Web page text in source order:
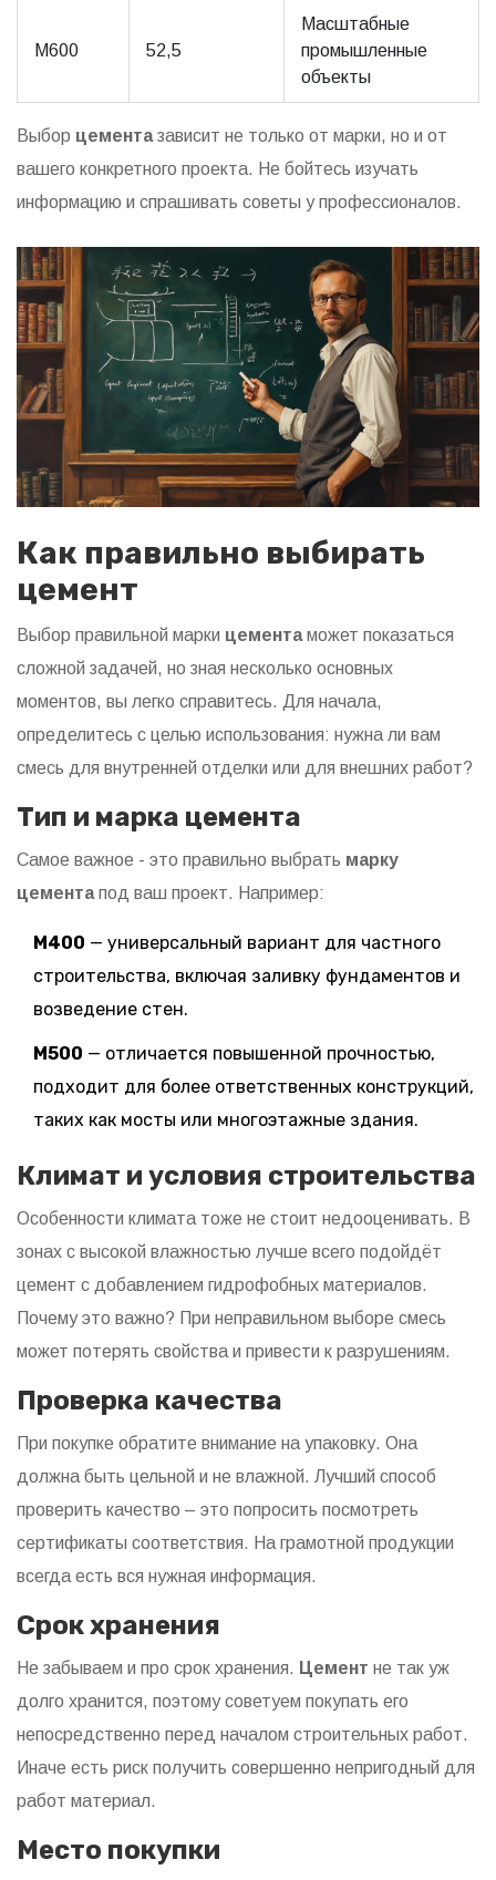
М600 52,5
Масштабные
промышленные
объекты
Выбор цементазависит не только от марки, но и от
вашего конкретного проекта. Не бойтесь изучать
информацию и спрашивать советы у профессионалов.
Как правильно выбирать
цемент
Выбор правильной марки цементаможет показаться
сложной задачей, но зная несколько основных
моментов, вы легко справитесь. Для начала,
определитесь с целью использования: нужна ли вам
смесь для внутренней отделки или для внешних работ?
Тип и марка цемента
Самое важное - это правильно выбрать марку
цементапод ваш проект. Например:
М400 — универсальный вариант для частного
строительства, включая заливку фундаментов и
возведение стен.
М500 — отличается повышенной прочностью,
подходит для более ответственных конструкций,
таких как мосты или многоэтажные здания.
Климат и условия строительства
Особенности климата тоже не стоит недооценивать. В
зонах с высокой влажностью лучше всего подойдёт
цемент с добавлением гидрофобных материалов.
Почему это важно? При неправильном выборе смесь
может потерять свойства и привести к разрушениям.
Проверка качества
При покупке обратите внимание на упаковку. Она
должна быть цельной и не влажной. Лучший способ
проверить качество – это попросить посмотреть
сертификаты соответствия. На грамотной продукции
всегда есть вся нужная информация.
Срок хранения
Не забываем и про срок хранения. Цемент не так уж
долго хранится, поэтому советуем покупать его
непосредственно перед началом строительных работ.
Иначе есть риск получить совершенно непригодный для
работ материал.
Место покупки